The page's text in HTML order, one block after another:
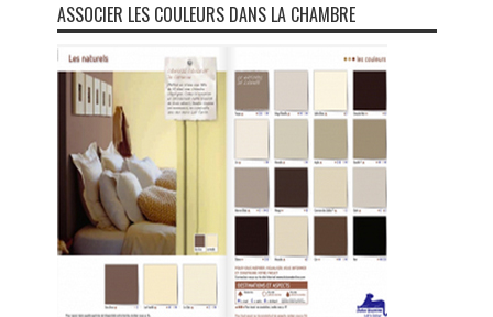
ASSOCIER LES COULEURS DANS LA CHAMBRE